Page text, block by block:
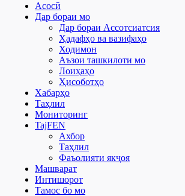
Асосӣ
Дар бораи мо
Дар бораи Ассотсиатсия
Ҳадафҳо ва вазифаҳо
Ходимон
Аъзои ташкилоти мо
Лоиҳаҳо
Ҳисоботҳо
Хабарҳо
Таҳлил
Мониторинг
TajFEN
Ахбор
Таҳлил
Фаъолияти якҷоя
Машварат
Интишорот
Тамос бо мо